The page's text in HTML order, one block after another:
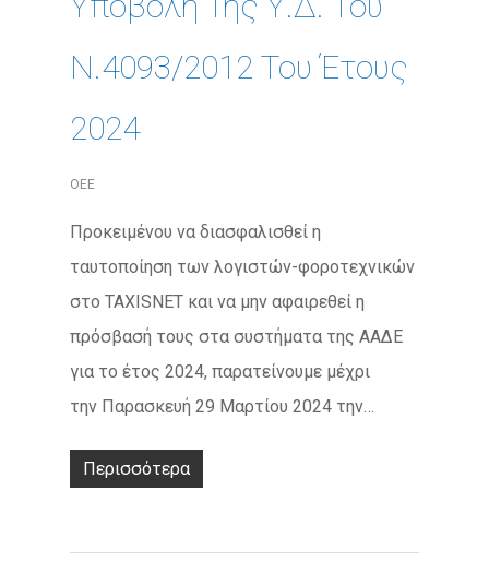
Ν.4093/2012 Του Έτους
2024
ΟΕΕ
Προκειμένου να διασφαλισθεί η
ταυτοποίηση των λογιστών-φοροτεχνικών
στο TAXISNET και να μην αφαιρεθεί η
πρόσβασή τους στα συστήματα της ΑΑΔΕ
για το έτος 2024, παρατείνουμε μέχρι
την Παρασκευή 29 Μαρτίου 2024 την…
Περισσότερα